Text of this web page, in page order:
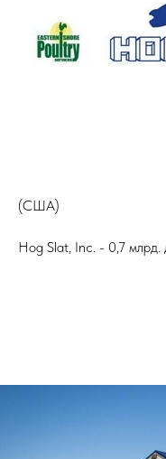
(США)
Hog Slat, Inc. - 0,7 млрд.